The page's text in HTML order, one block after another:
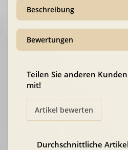
Beschreibung
Bewertungen
Durchschnittliche
Teilen Sie anderen
mit!
Artikel bewerten